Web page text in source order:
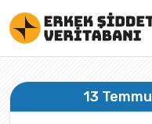
13